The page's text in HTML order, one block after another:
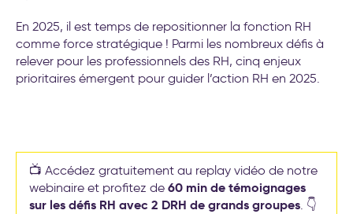
En 2025, il est temps de repositionner la fonction RH
comme force stratégique ! Parmi les nombreux défis à
relever pour les professionnels des RH, cinq enjeux
prioritaires émergent pour guider l’action RH en 2025.
📺 Accédez gratuitement au replay vidéo de notre
webinaire et profitez de 60 min de témoignages
sur les défis RH avec 2 DRH de grands groupes. 👇